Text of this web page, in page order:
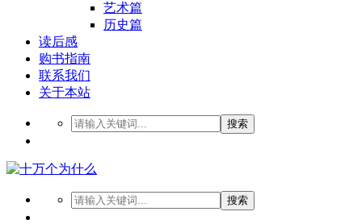
艺术篇
历史篇
读后感
购书指南
联系我们
关于本站
搜索
搜索